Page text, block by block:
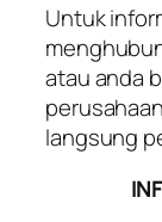
Untuk
atau anda
langsung